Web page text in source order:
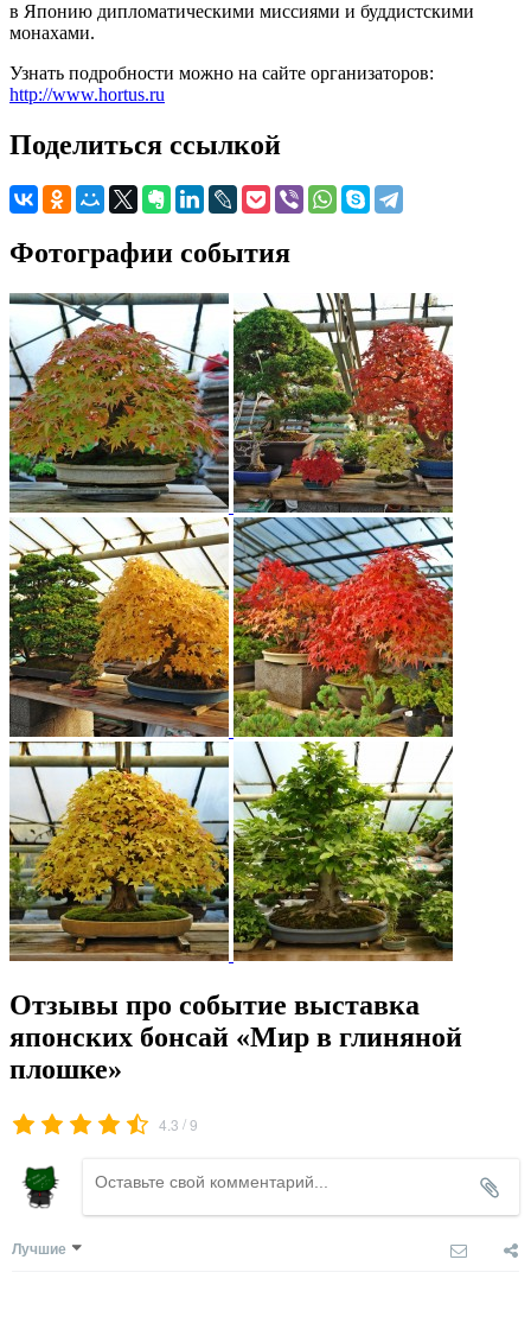
в Японию дипломатическими миссиями и буддистскими
монахами.
Узнать подробности можно на сайте организаторов:
http://www.hortus.ru
Поделиться ссылкой
Фотографии события
Отзывы про событие выставка
японских бонсай «Мир в глиняной
плошке»
4.3 /9
Лучшие